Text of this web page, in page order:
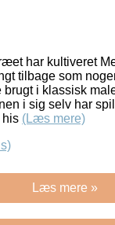
har kultiveret
tilbage som
brugt i klassisk
i sig selv har
his (Læs mere)
Læs mere »